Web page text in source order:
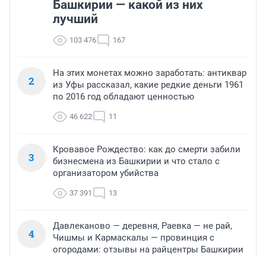
Башкирии — какой из них
лучший
103 476 167
2
На этих монетах можно заработать: антиквар
из Уфы рассказал, какие редкие деньги 1961
по 2016 год обладают ценностью
46 622 11
3
Кровавое Рождество: как до смерти забили
бизнесмена из Башкирии и что стало с
организатором убийства
37 391 13
4
Давлеканово — деревня, Раевка — не рай,
Чишмы и Кармаскалы — провинция с
огородами: отзывы на райцентры Башкирии